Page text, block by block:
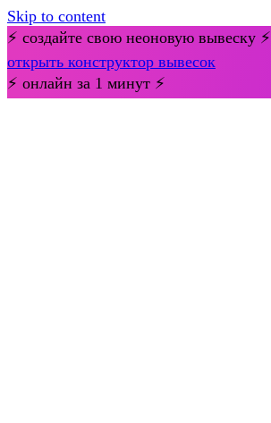
Skip to content
⚡ создайте свою неоновую вывеску ⚡
открыть конструктор вывесок
⚡ онлайн за 1 минут ⚡